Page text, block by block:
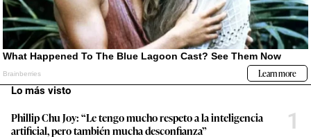
Lo más visto
Phillip Chu Joy: “Le tengo mucho respeto a la inteligencia
artificial, pero también mucha desconfianza”
1